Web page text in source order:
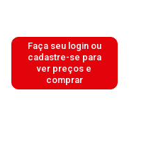
Faça seu login ou
cadastre-se para
ver preços e
comprar